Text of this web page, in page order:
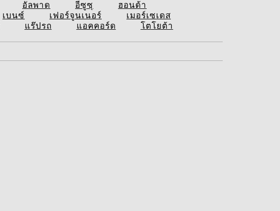
อัลพาด อีซูซุ
ฮอนด้า
เบนซ์ เฟอร์จูนเนอร์
เมอร์เซเดส
แร๊ปรถ แอคคอร์ด
โตโยต้า